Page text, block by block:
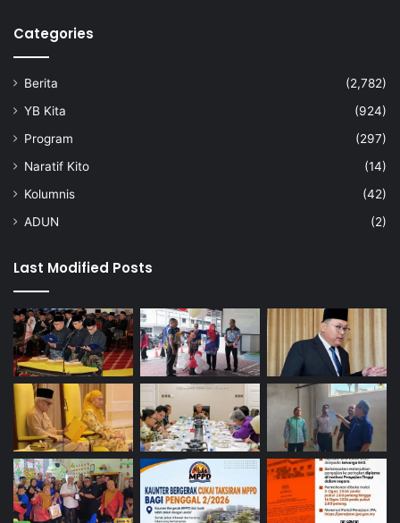
Categories
Berita
(2,782)
YB Kita
(924)
Program
(297)
Naratif Kito
(14)
Kolumnis
(42)
ADUN
(2)
Last Modified Posts